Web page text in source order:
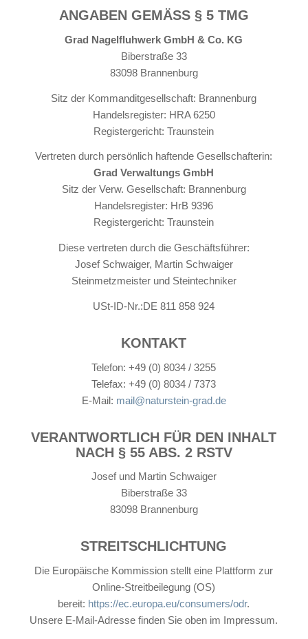
ANGABEN GEMÄSS § 5 TMG
Grad Nagelfluhwerk GmbH & Co. KG
Biberstraße 33
83098 Brannenburg
Sitz der Kommanditgesellschaft: Brannenburg
Handelsregister: HRA 6250
Registergericht: Traunstein
Vertreten durch persönlich haftende Gesellschafterin:
Grad Verwaltungs GmbH
Sitz der Verw. Gesellschaft: Brannenburg
Handelsregister: HrB 9396
Registergericht: Traunstein
Diese vertreten durch die Geschäftsführer:
Josef Schwaiger, Martin Schwaiger
Steinmetzmeister und Steintechniker
USt-ID-Nr.:DE 811 858 924
KONTAKT
Telefon: +49 (0) 8034 / 3255
Telefax: +49 (0) 8034 / 7373
E-Mail: mail@naturstein-grad.de
VERANTWORTLICH FÜR DEN INHALT
NACH § 55 ABS. 2 RSTV
Josef und Martin Schwaiger
Biberstraße 33
83098 Brannenburg
STREITSCHLICHTUNG
Die Europäische Kommission stellt eine Plattform zur
Online-Streitbeilegung (OS)
bereit: https://ec.europa.eu/consumers/odr.
Unsere E-Mail-Adresse finden Sie oben im Impressum.